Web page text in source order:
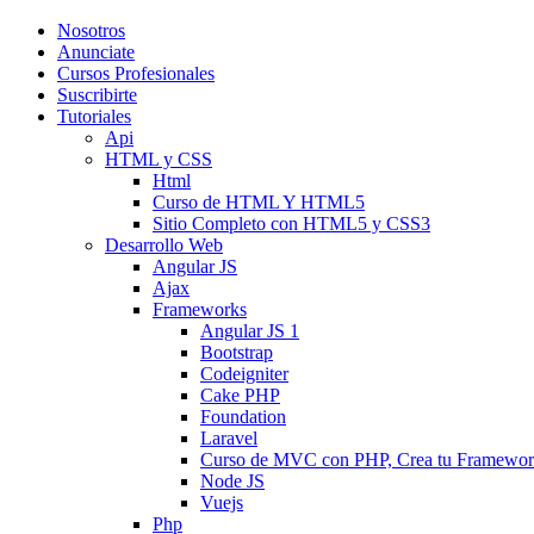
Nosotros
Anunciate
Cursos Profesionales
Suscribirte
Tutoriales
Api
HTML y CSS
Html
Curso de HTML Y HTML5
Sitio Completo con HTML5 y CSS3
Desarrollo Web
Angular JS
Ajax
Frameworks
Angular JS 1
Bootstrap
Codeigniter
Cake PHP
Foundation
Laravel
Curso de MVC con PHP, Crea tu
Node JS
Vuejs
Php